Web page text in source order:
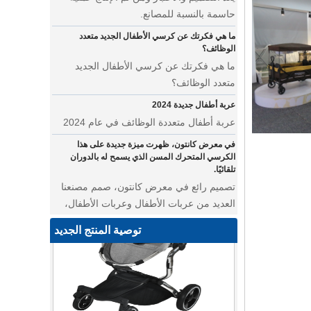
ما هي فكرتك عن كرسي الأطفال الجديد متعدد
الوظائف؟
ما هي فكرتك عن كرسي الأطفال الجديد
متعدد الوظائف؟
عربة أطفال جديدة 2024
عربة أطفال متعددة الوظائف في عام 2024
في معرض كانتون، ظهرت ميزة جديدة على هذا
الكرسي المتحرك المسن الذي يسمح له بالدوران
تلقائيًا.
تصميم رائع في معرض كانتون، صمم مصنعنا
العديد من عربات الأطفال وعربات الأطفال،
من معرض كانتون ليس بعيدًا عن مصنعنا.
أين يمكننا أن نذهب بأوشحة الأطفال على ظهورنا؟
عربة أطفال متعددة الوظائف للتوأم
• نقدم لك أحدث تصميماتنا - عربة أطفال
متعددة الوظائف تتميز بالأناقة والروعة. تتميز
عربة الحيوانات الأليفة هذه بمساحة مدمجة
توصية المنتج الجديد